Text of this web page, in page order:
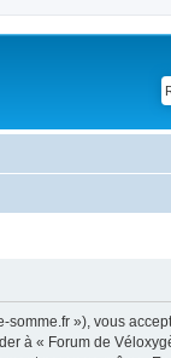
»), vous
à « Forum de